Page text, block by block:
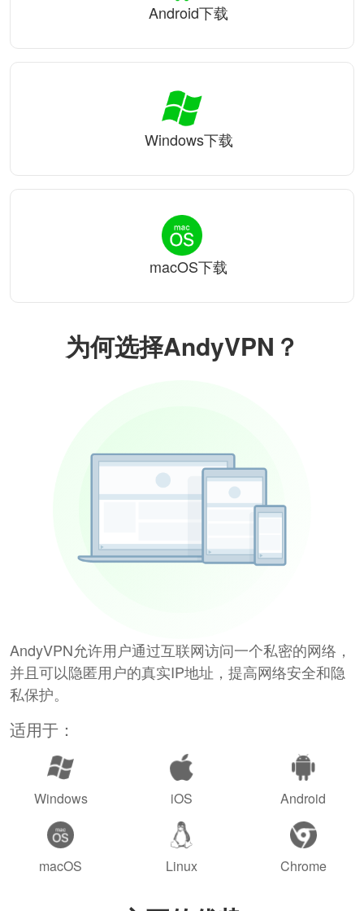
为何选择AndyVPN？
AndyVPN允许用户通过互联网访问一个私密的网络，
并且可以隐匿用户的真实IP地址，提高网络安全和隐
私保护。
适用于：
Windows iOS Android
macOS Linux Chrome
Android下载
Windows下载
macOS下载